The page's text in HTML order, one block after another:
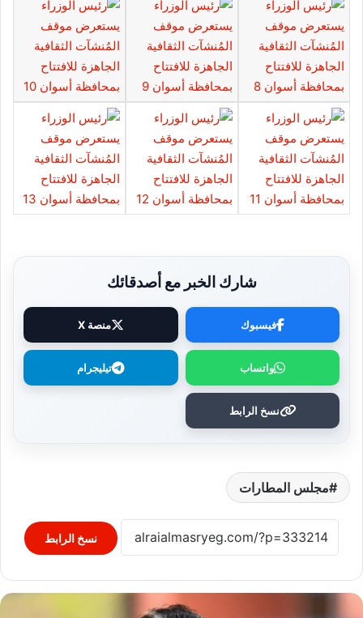
شارك الخبر مع أصدقائك
فيسبوك منصة X
واتساب تيليجرام
نسخ الرابط
مجلس المطارات
نسخ الرابط